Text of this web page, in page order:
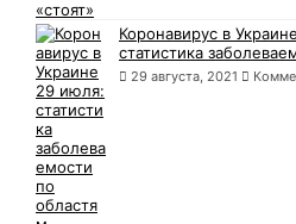
Коронавирус в
статистика
29 августа, 2021